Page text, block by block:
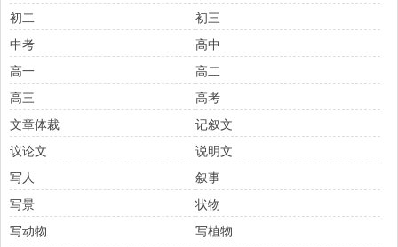
初二
初三
中考
高中
高一
高二
高三
高考
文章体裁
记叙文
议论文
说明文
写人
叙事
写景
状物
写动物
写植物